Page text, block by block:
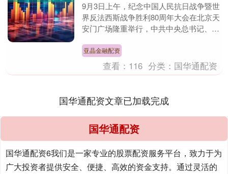
9月3日上午，纪念中国人民抗日战争暨世
界反法西斯战争胜利80周年大会在北京天
安门广场隆重举行，中共中央总书记、国
话并检阅受阅....
亚晶金融配资
查看： 116 分类： 国华通配资
国华通配资文章已加载完成
国华通配资
国华通配资6我们是一家专业的股票配资服务平台，致力于为
广大投资者提供安全、便捷、高效的资金支持。通过灵活的